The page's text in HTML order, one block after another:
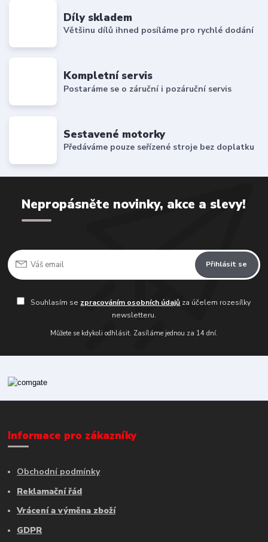
Díly skladem
Většinu dílů ihned posíláme pro rychlé dodání
Kompletní servis
Postaráme se o záruční i pozáruční servis
Sestavené motorky
Předáváme pouze seřízené stroje bez doplatku
Nepropásněte novinky, akce a slevy!
Přihlásit se
Souhlasím se zpracováním osobních údajů za účelem rozesílky
newsletteru.
Můžete se kdykoli odhlásit. Zasíláme jednou za 14 dní.
Informace pro zákazníky
Obchodní podmínky
Reklamační řád
Vrácení a výměna zboží
GDPR